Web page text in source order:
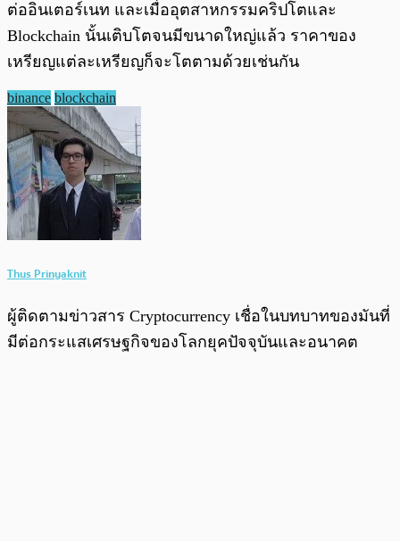
ต่ออินเตอร์เนท และเมื่ออุตสาหกรรมคริปโตและ
Blockchain นั้นเติบโตจนมีขนาดใหญ่แล้ว ราคาของ
เหรียญแต่ละเหรียญก็จะโตตามด้วยเช่นกัน
binance blockchain
Thus Prinyaknit
ผู้ติดตามข่าวสาร Cryptocurrency เชื่อในบทบาทของมันที่
มีต่อกระแสเศรษฐกิจของโลกยุคปัจจุบันและอนาคต